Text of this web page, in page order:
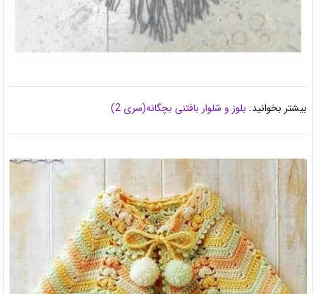
بیشتر بخوانید: بلوز و شلوار بافتنی بچگانه(سری 2)